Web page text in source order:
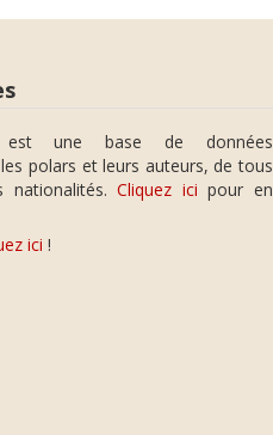
est une base de données
polars et leurs auteurs, de tous
nationalités.Cliquez ici pour en
ici !